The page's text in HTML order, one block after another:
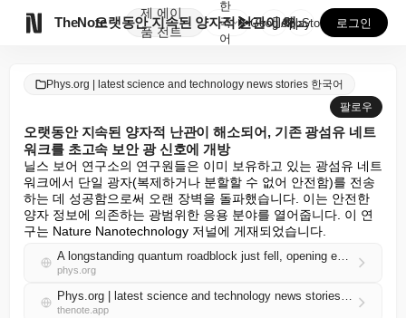
TheNote
제
품
에이
전트
오랫동안 지속된 양자적 난관이 해소되어, 기존 광섬유 ...
한
국
어
GooglePlay
AppStore 로그인
Phys.org | latest science and technology news stories 한국어
팔로우
오랫동안 지속된 양자적 난관이 해소되어, 기존 광섬유 네트
워크를 초고속 보안 광 신호에 개방
닐스 보어 연구소의 연구원들은 이미 보유하고 있는 광섬유 네트
워크에서 단일 광자(복제하거나 분할할 수 없어 안전함)를 전송
하는 데 성공함으로써 오랜 장벽을 돌파했습니다. 이는 안전한
양자 정보에 의존하는 광범위한 응용 분야를 열어줍니다. 이 연
구는 Nature Nanotechnology 저널에 게재되었습니다.
A longstanding quantum roadblock just fell, opening existing fiber networks to ultra-secure light signals
phys.org
Phys.org | latest science and technology news stories 한국어 RSS
thenote.app